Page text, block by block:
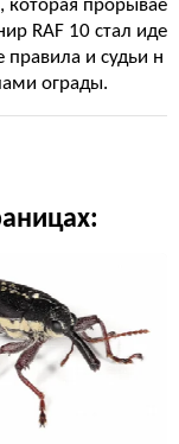
которая прорывае
RAF 10 стал иде
правила и судьи н
ограды.